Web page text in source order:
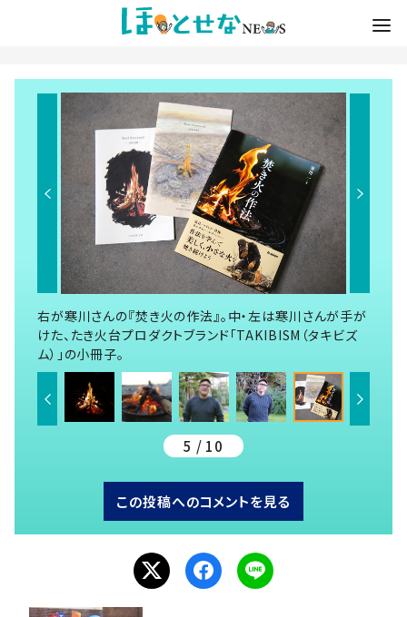
右が寒川さんの『焚き火の作法』。中・左は寒川さんが手が
けた、たき火台プロダクトブランド「TAKIBISM（タキビズ
ム）」の小冊子。
5 / 10
この投稿へのコメントを見る